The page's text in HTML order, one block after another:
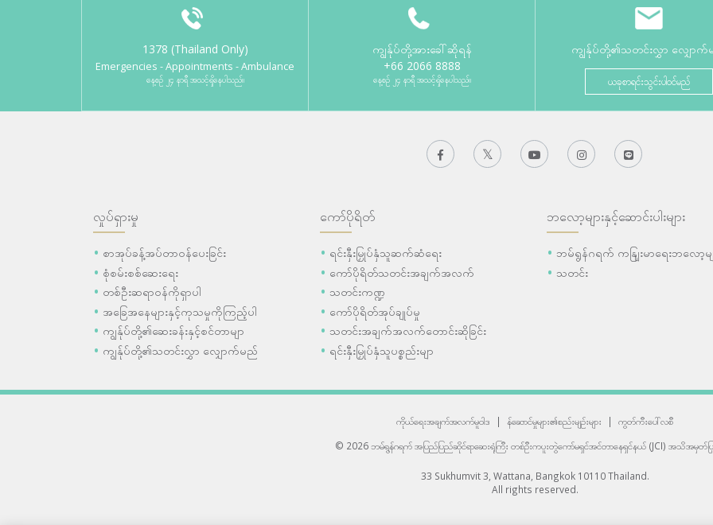
1378 (Thailand Only)
Emergencies - Appointments - Ambulance
နေ့စဉ် ၂၄ နာရီ အသင့်ရှိနေပါသည်။
ကျွန်ုပ်တို့အားခေါ်ဆိုရန်
+66 2066 8888
နေ့စဉ် ၂၄ နာရီ အသင့်ရှိနေပါသည်။
ကျွန်ုပ်တို့၏သတင်းလွှာ လျှောက်
ယခုစာရင်းသွင်းပါဝင်မည်
လှုပ်ရှားမှု
စာအုပ်ခန့်အပ်တာဝန်ပေးခြင်း
စုံစမ်းစစ်ဆေးရေး
တစ်ဦးဆရာဝန်ကိုရှာပါ
အခြေအနေများနှင့်ကုသမှုကိုကြည့်ပါ
ကျွန်ုပ်တို့၏ဆေးခန်းနှင့်စင်တာမျာ
ကျွန်ုပ်တို့၏သတင်းလွှာ လျှောက်မည်
ကော်ပိုရိတ်
ရင်းနှီးမြှုပ်နှံသူဆက်ဆံရေး
ကော်ပိုရိတ်သတင်းအချက်အလက်
သတင်းကဏ္ဍ
ကော်ပိုရိတ်အုပ်ချုပ်မှု
သတင်းအချက်အလက်တောင်းဆိုခြင်း
ရင်းနှီးမြှုပ်နှံသူပစ္စည်းမျာ
ဘလော့များနှင့်ဆောင်းပါးများ
ဘမ်ရွန်ဂရက် ကနျြးမာရေးဘလော့မျ
သတင်း
ကိုယ်ရေးအချက်အလက်မူဝါဒ | န်ဆောင်မှုများ၏စည်းမျဉ်းများ |
ကွတ်ကီးပေါ်လစီ
© 2026 ဘမ်ရွန်ဂရက် အပြည်ပြည်ဆိုင်ရာဆေးရုံကြီး တစ်ဦးကပူးတွဲကော်မရှင်အင်တာနေရှင်နယ် (JCI) အသိအမှတ်ပ
33 Sukhumvit 3, Wattana, Bangkok 10110 Thailand.
All rights reserved.